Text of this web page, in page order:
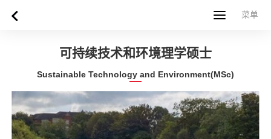
菜单
菜单
简体中文 繁體中文
关于西苏格兰大学
可持续技术和环境理学硕士
Sustainable Technology and Environment(MSc)